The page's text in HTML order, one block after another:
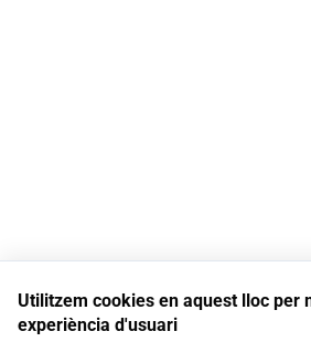
Utilitzem cookies en aquest lloc per
experiència d'usuari